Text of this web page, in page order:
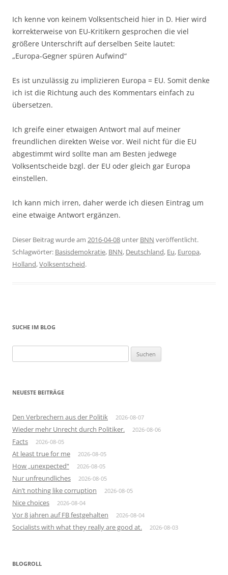
Ich kenne von keinem Volksentscheid hier in D. Hier wird
korrekterweise von EU-Kritikern gesprochen die viel
größere Unterschrift auf derselben Seite lautet:
„Europa-Gegner spüren Aufwind“
Es ist unzulässig zu implizieren Europa = EU. Somit denke
ich ist die Richtung auch des Kommentars einfach zu
übersetzen.
Ich greife einer etwaigen Antwort mal auf meiner
freundlichen direkten Weise vor. Weil nicht für die EU
abgestimmt wird sollte man am Besten jedwege
Volksentscheide bzgl. der EU oder gleich gar Europa
einstellen.
Ich kann mich irren, daher werde ich diesen Eintrag um
eine etwaige Antwort ergänzen.
Dieser Beitrag wurde am 2016-04-08 unter BNN veröffentlicht.
Schlagwörter: Basisdemokratie, BNN, Deutschland, Eu, Europa,
Holland,Volksentscheid.
SUCHE IM BLOG
nach:
NEUESTE BEITRÄGE
Den Verbrechern aus der Politik 2026-08-07
Wieder mehr Unrecht durch Politiker. 2026-08-06
Facts 2026-08-05
At least true for me 2026-08-05
How „unexpected“ 2026-08-05
Nur unfreundliches 2026-08-05
Ain’t nothing like corruption 2026-08-05
Nice choices 2026-08-04
Vor 8 jahren auf FB festgehalten 2026-08-04
Socialists with what they really are good at. 2026-08-03
BLOGROLL